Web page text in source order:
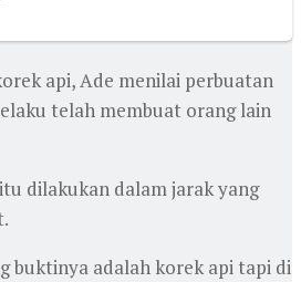
api, Ade menilai perbuatan
telah membuat orang lain
dilakukan dalam jarak yang
buktinya adalah korek api tapi di